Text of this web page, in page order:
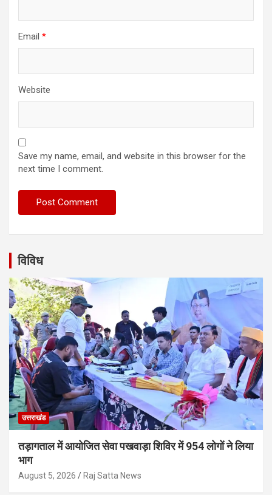
Email *
Website
Save my name, email, and website in this browser for the
next time I comment.
विविध
उत्तराखंड
तड़ागताल में आयोजित सेवा पखवाड़ा शिविर में 954 लोगों ने लिया
भाग
August 5, 2026 Raj Satta News